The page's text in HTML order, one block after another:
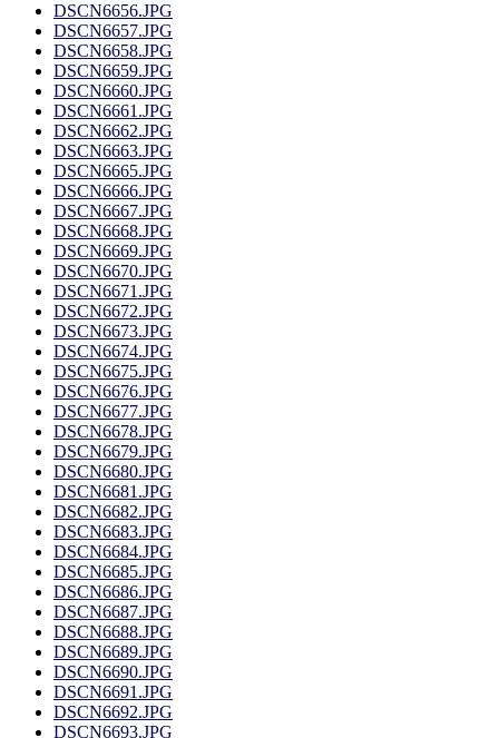
DSCN6656.JPG
DSCN6657.JPG
DSCN6658.JPG
DSCN6659.JPG
DSCN6660.JPG
DSCN6661.JPG
DSCN6662.JPG
DSCN6663.JPG
DSCN6665.JPG
DSCN6666.JPG
DSCN6667.JPG
DSCN6668.JPG
DSCN6669.JPG
DSCN6670.JPG
DSCN6671.JPG
DSCN6672.JPG
DSCN6673.JPG
DSCN6674.JPG
DSCN6675.JPG
DSCN6676.JPG
DSCN6677.JPG
DSCN6678.JPG
DSCN6679.JPG
DSCN6680.JPG
DSCN6681.JPG
DSCN6682.JPG
DSCN6683.JPG
DSCN6684.JPG
DSCN6685.JPG
DSCN6686.JPG
DSCN6687.JPG
DSCN6688.JPG
DSCN6689.JPG
DSCN6690.JPG
DSCN6691.JPG
DSCN6692.JPG
DSCN6693.JPG